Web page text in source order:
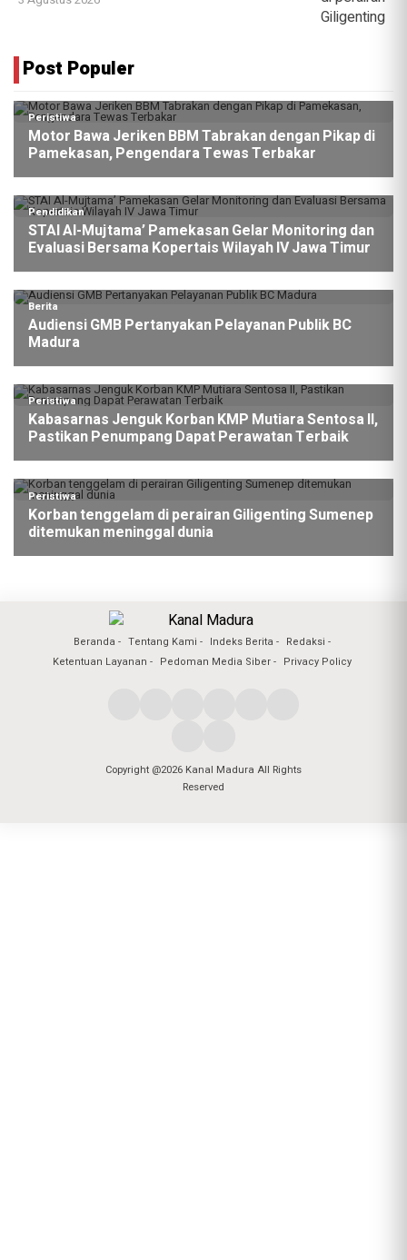
Post Populer
Peristiwa
Motor Bawa Jeriken BBM Tabrakan dengan Pikap di
Pamekasan, Pengendara Tewas Terbakar
Pendidikan
STAI Al-Mujtama’ Pamekasan Gelar Monitoring dan
Evaluasi Bersama Kopertais Wilayah IV Jawa Timur
Berita
Audiensi GMB Pertanyakan Pelayanan Publik BC
Madura
Peristiwa
Kabasarnas Jenguk Korban KMP Mutiara Sentosa II,
Pastikan Penumpang Dapat Perawatan Terbaik
Peristiwa
Korban tenggelam di perairan Giligenting Sumenep
ditemukan meninggal dunia
Beranda Tentang Kami Indeks Berita
Redaksi
Ketentuan Layanan
Pedoman Media Siber Privacy Policy
Copyright @2026 Kanal Madura All Rights
Reserved